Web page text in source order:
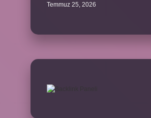
Temmuz 25, 2026